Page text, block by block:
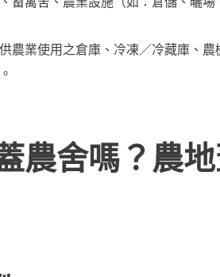
農業使用之倉庫、冷凍／冷藏庫、
農舍嗎？農